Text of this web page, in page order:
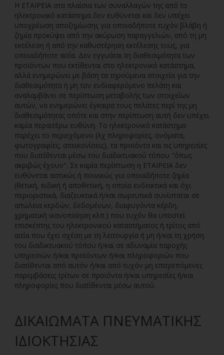
Η ΕΤΑΙΡΕΙΑ στα πλαίσια των συναλλαγών της από το
ηλεκτρονικό κατάστημα δεν ευθύνεται και δεν υπέχει
υποχρέωση αποζημίωσης για οποιαδήποτε τυχόν βλάβη ή
ζημία προκύψει από την ακύρωση παραγγελιών, από τη μη
εκτέλεση ή από την καθυστέρηση εκτέλεσης τους, για
οποιαδήποτε αιτία. Δεν εγγυάται τη διαθεσιμότητα των
προϊόντων που εκτίθενται στο ηλεκτρονικό κατάστημα,
αλλά ενημερώνει με βάση τα τηρούμενα στοιχεία για την
διαθεσιμότητα ή μη τον ενδιαφερόμενο πελάτη και
αναλαμβάνει σε περίπτωση μεταβολής των στοιχείων
αυτών, να ενημερώνει έγκαιρα τους πελάτες περί της μη
διαθεσιμότητας οπότε και στην περίπτωση αυτή δεν υπέχει
καμία περαιτέρω ευθύνη. Το ηλεκτρονικό κατάστημα
παρέχει το περιεχόμενο (λχ πληροφορίες, ονόματα,
φωτογραφίες, απεικονίσεις), τα προϊόντα και τις υπηρεσίες
που διατίθενται μέσω του διαδικτυακού τόπου "όπως
ακριβώς έχουν". Σε καμία περίπτωση η ΕΤΑΙΡΕΙΑ δεν
ευθύνεται αστικώς ή ποινικώς για οποιαδήποτε ζημία
(θετική, ειδική ή αποθετική, η οποία ενδεικτικά και όχι
περιοριστικά, διαζευκτικά ή/και σωρευτικά συνίσταται σε
απώλεια κερδών, δεδομένων, διαφυγόντα κέρδη,
χρηματική ικανοποίηση κλπ.) που τυχόν θα υποστεί
επισκέπτης του ηλεκτρονικού καταστήματος ή τρίτος από
αιτία που έχει σχέση με τη λειτουργία ή μη ή/και τη χρήση
του διαδικτυακού τόπου ή/και σε αδυναμία παροχής
υπηρεσιών ή/και προϊόντων ή/και πληροφοριών που
διατίθενται από αυτόν ή/και από τυχόν μη επιτρεπόμενες
παρεμβάσεις τρίτων σε προϊόντα ή/και υπηρεσίες ή/και
πληροφορίες που διατίθενται μέσω αυτού.
ΔΙΚΑΙΏΜΑΤΑ ΠΝΕΥΜΑΤΙΚΉΣ
ΙΔΙΟΚΤΗΣΊΑΣ